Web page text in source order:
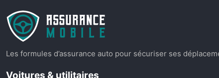
Les formules d’assurance auto pour sécuriser ses
Voitures & utilitaires